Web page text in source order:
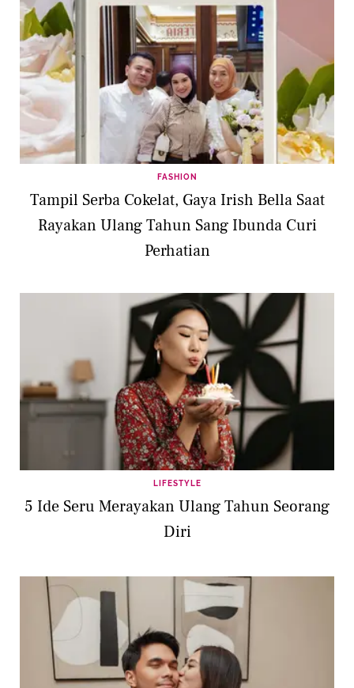
FASHION
Tampil Serba Cokelat, Gaya Irish Bella Saat
Rayakan Ulang Tahun Sang Ibunda Curi
Perhatian
LIFESTYLE
5 Ide Seru Merayakan Ulang Tahun Seorang
Diri